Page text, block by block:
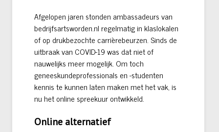
Afgelopen jaren stonden ambassadeurs van
bedrijfsartsworden.nl regelmatig in klaslokalen
of op drukbezochte carrièrebeurzen. Sinds de
uitbraak van COVID-19 was dat niet of
nauwelijks meer mogelijk. Om toch
geneeskundeprofessionals en -studenten
kennis te kunnen laten maken met het vak, is
nu het online spreekuur ontwikkeld.
Online alternatief